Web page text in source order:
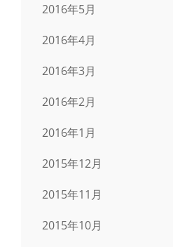
2016年5月
2016年4月
2016年3月
2016年2月
2016年1月
2015年12月
2015年11月
2015年10月